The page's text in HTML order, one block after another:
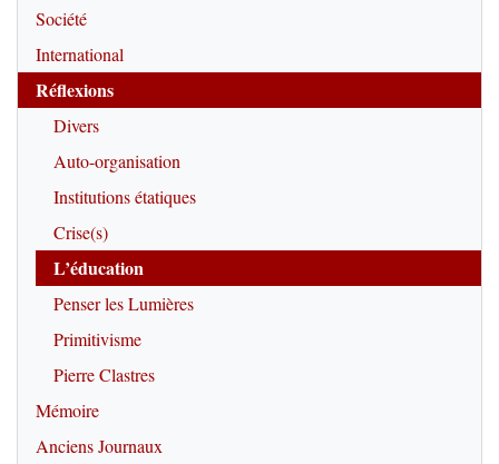
Société
International
Réflexions
Divers
Auto-organisation
Institutions étatiques
Crise(s)
L’éducation
Penser les Lumières
Primitivisme
Pierre Clastres
Mémoire
Anciens Journaux